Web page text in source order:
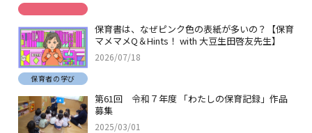
保育書は、なぜピンク色の表紙が多いの？【保育
マメマメQ＆Hints！ with 大豆生田啓友先生】
2026/07/18
保育者の学び
第61回 令和７年度 「わたしの保育記録」作品
募集
2025/03/01